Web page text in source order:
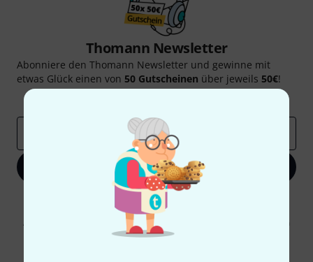
Thomann Newsletter
Abonniere den Thomann Newsletter und gewinne mit
etwas Glück einen von 50 Gutscheinen über jeweils 50€!
Thomann Insights
Jetzt anmelden
Mit Klick auf „Jetzt anmelden“ stimmen Sie dem Erhalt von E-Mail-
Werbung und einer Messung des E-Mail-Nutzungsverhaltens zu. Die
Abmeldung ist jederzeit möglich. Weitere Informationen finden Sie in
unserenDatenschutzhinweisen